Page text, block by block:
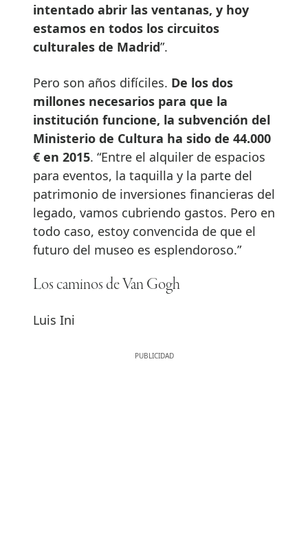
intentado abrir las ventanas, y hoy
estamos en todos los circuitos
culturales de Madrid”.
Pero son años difíciles. De los dos
millones necesarios para que la
institución funcione, la subvención del
Ministerio de Cultura ha sido de 44.000
€ en 2015. “Entre el alquiler de espacios
para eventos, la taquilla y la parte del
patrimonio de inversiones financieras del
legado, vamos cubriendo gastos. Pero en
todo caso, estoy convencida de que el
futuro del museo es esplendoroso.”
Los caminos de Van Gogh
Luis Ini